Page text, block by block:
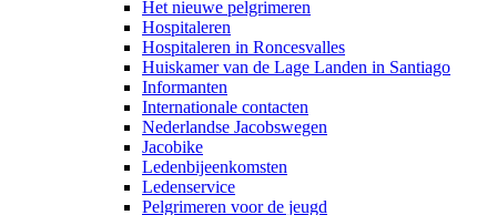
Het nieuwe pelgrimeren
Hospitaleren
Hospitaleren in Roncesvalles
Huiskamer van de Lage Landen in Santiago
Informanten
Internationale contacten
Nederlandse Jacobswegen
Jacobike
Ledenbijeenkomsten
Ledenservice
Pelgrimeren voor de jeugd